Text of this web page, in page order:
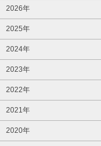
2026年
2025年
2024年
2023年
2022年
2021年
2020年